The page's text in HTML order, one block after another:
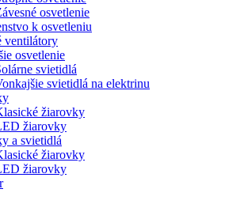
osvetlenie
k osvetleniu
ventilátory
osvetlenie
svietidlá
svietidlá na elektrinu
žiarovky
žiarovky
a svietidlá
žiarovky
žiarovky